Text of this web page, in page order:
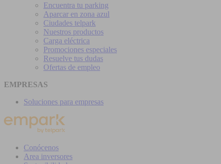
Encuentra tu parking
Aparcar en zona azul
Ciudades telpark
Nuestros productos
Carga eléctrica
Promociones especiales
Resuelve tus dudas
Ofertas de empleo
EMPRESAS
Soluciones para empresas
Conócenos
Area inversores